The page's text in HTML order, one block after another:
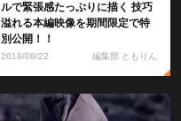
ルで緊張感たっぷりに描く 技巧
溢れる本編映像を期間限定で特
別公開！！
2018/08/22 編集部 ともりん